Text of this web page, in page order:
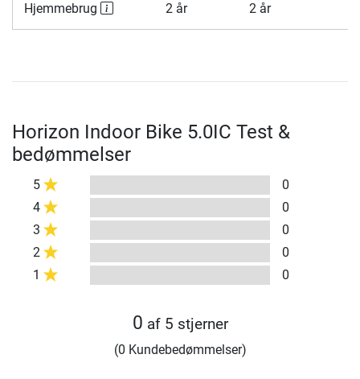
Hjemmebrug 2 år 2 år
Horizon Indoor Bike 5.0IC Test &
bedømmelser
5
0
4
0
3
0
2
0
1
0
0 af 5 stjerner
(0 Kundebedømmelser)